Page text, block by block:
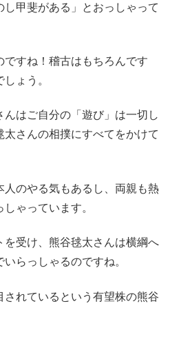
し甲斐がある」とおっしゃって
すね！稽古はもちろんです
ょう。
はご自分の「遊び」は一切し
さんの相撲にすべてをかけて
のやる気もあるし、両親も熱
ゃっています。
受け、熊谷毬太さんは横綱へ
らっしゃるのですね。
れているという有望株の熊谷